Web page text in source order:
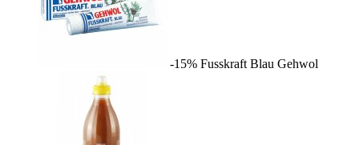
-15% Fusskraft Blau Gehwol